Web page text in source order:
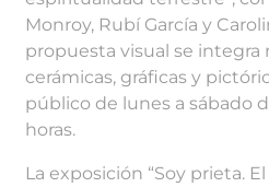
Monroy, Rubí García y
propuesta visual se
cerámicas, gráficas y
público de lunes a sábado
horas.
La exposición “Soy prieta.